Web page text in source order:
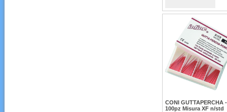
CONI GUTTAPERCHA -
100pz Misura XF n/std